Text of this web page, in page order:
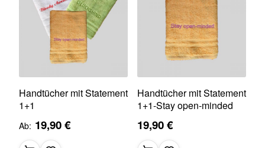
Handtücher mit Statement
1+1
Ab 19,90 €
Handtücher mit Statement
1+1-Stay open-minded
19,90 €